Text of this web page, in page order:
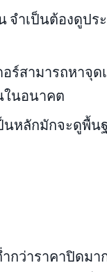
ำเป็นต้องดูปร
ร์สามารถหาจุ
ในอนาคต
นหลักมักจะดูพื้
กว่าราคาปิดม